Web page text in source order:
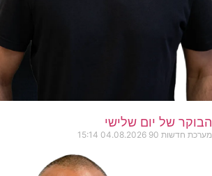
הבוקר של יום שלישי
מערכת חדשות 90 04.08.2026
15:14